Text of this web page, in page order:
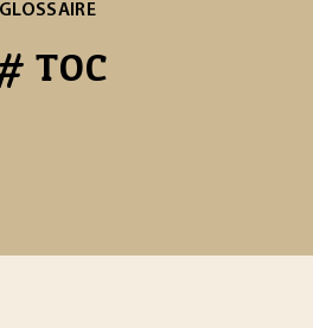
GLOSSAIRE
TOC